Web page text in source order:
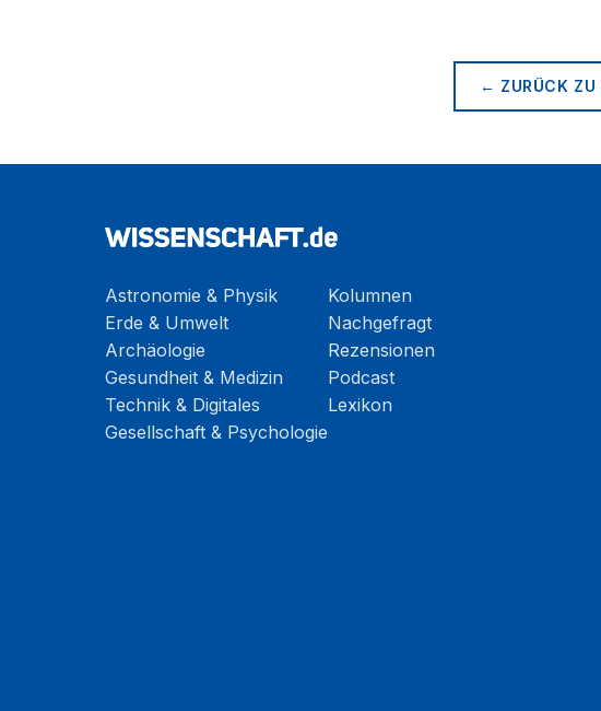
← ZURÜCK ZU
Astronomie & Physik
Erde & Umwelt
Archäologie
Gesundheit & Medizin
Technik & Digitales
Gesellschaft & Psychologie
Kolumnen
Nachgefragt
Rezensionen
Podcast
Lexikon